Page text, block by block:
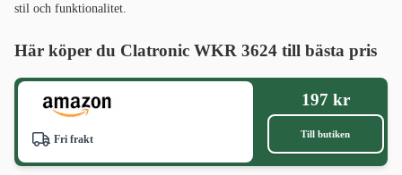
stil och funktionalitet.
Här köper du Clatronic WKR 3624 till bästa pris
Fri frakt
197 kr
Till butiken